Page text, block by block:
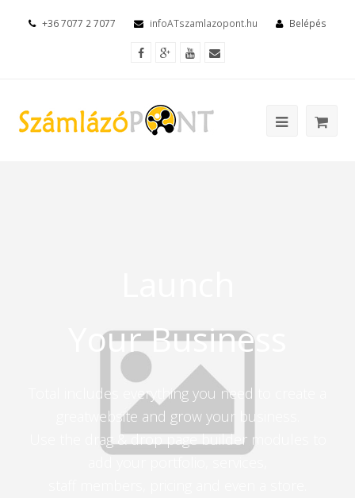
+36 7077 2 7077 infoATszamlazopont.hu Belépés
Your Business
Total includes everything you need to create a
greatwebsite and grow your business.
Use the drag & drop page builder modules to